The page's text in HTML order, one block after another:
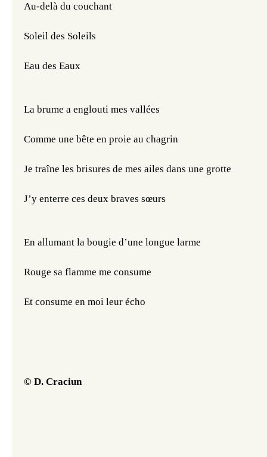
Au-delà du couchant
Soleil des Soleils
Eau des Eaux
La brume a englouti mes vallées
Comme une bête en proie au chagrin
Je traîne les brisures de mes ailes dans une grotte
J’y enterre ces deux braves sœurs
En allumant la bougie d’une longue larme
Rouge sa flamme me consume
Et consume en moi leur écho
© D. Craciun